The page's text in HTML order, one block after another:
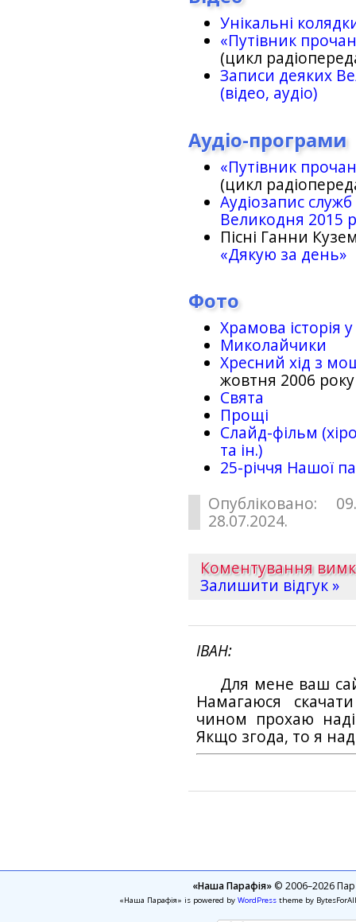
Унікальні
«Путівник
(цикл
Записи деяких
(відео, аудіо)
Аудіо-програми
«Путівник
(цикл
Аудіозапис
Великодня 2015
Пісні Ганни
«Дякую за день»
Фото
Храмова історія
Миколайчики
Хресний хід з
жовтня 2006 року
Свята
Прощі
Слайд-фільм
та ін.)
25-рiччя Нашої
Опубліковано:
28.07.2024.
Коментування
Залишити відгук »
ІВАН
Для мене ваш
Намагаюся
чином прохаю
Якщо згода, то я
«Наша Парафія»© 2006–2026
«Наша Парафія» is powered by WordPresstheme by